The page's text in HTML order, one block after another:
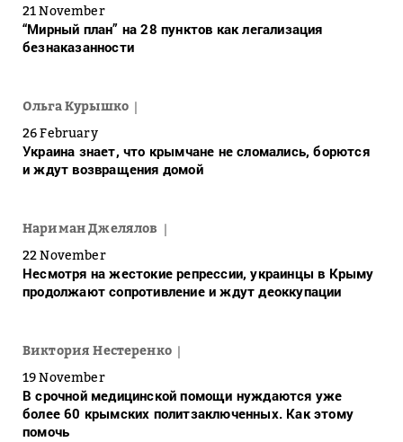
21 November
“Мирный план” на 28 пунктов как легализация
безнаказанности
Ольга Курышко
26 February
Украина знает, что крымчане не сломались, борются
и ждут возвращения домой
Нариман Джелялов
22 November
Несмотря на жестокие репрессии, украинцы в Крыму
продолжают сопротивление и ждут деоккупации
Виктория Нестеренко
19 November
В срочной медицинской помощи нуждаются уже
более 60 крымских политзаключенных. Как этому
помочь